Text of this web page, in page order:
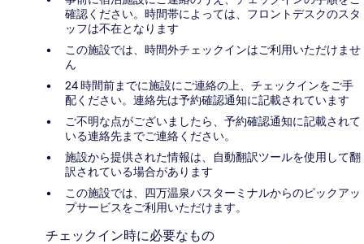
確認ください。時間帯によっては、フロントデスクのスタ
ッフは不在となります
この施設では、時間外チェックインはご利用いただけませ
ん
24 時間前までに施設にご連絡の上、チェックインをご手
配ください。連絡先は予約確認通知に記載されています
ご不明な点がございましたら、予約確認通知に記載されて
いる連絡先までご連絡ください。
施設から提供された情報は、自動翻訳ツールを使用して翻
訳されている場合があります
この施設では、四万温泉バスターミナルからのピックアッ
プサービスをご利用いただけます。
チェックイン時に必要なもの